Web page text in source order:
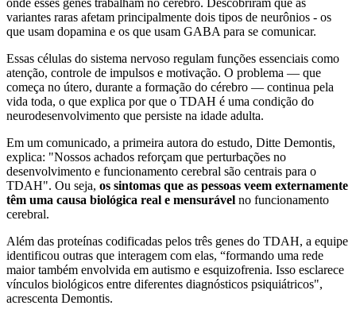
variantes raras afetam principalmente dois tipos de neurônios - os
que usam dopamina e os que usam GABA para se comunicar.
Essas células do sistema nervoso regulam funções essenciais como
atenção, controle de impulsos e motivação. O problema — que
começa no útero, durante a formação do cérebro — continua pela
vida toda, o que explica por que o TDAH é uma condição do
neurodesenvolvimento que persiste na idade adulta.
Em um comunicado, a primeira autora do estudo, Ditte Demontis,
explica: "Nossos achados reforçam que perturbações no
desenvolvimento e funcionamento cerebral são centrais para o
TDAH". Ou seja, os sintomas que as pessoas veem externamente
têm uma causa biológica real e mensurável no funcionamento
cerebral.
Além das proteínas codificadas pelos três genes do TDAH, a equipe
identificou outras que interagem com elas, “formando uma rede
maior também envolvida em autismo e esquizofrenia. Isso esclarece
vínculos biológicos entre diferentes diagnósticos psiquiátricos",
acrescenta Demontis.